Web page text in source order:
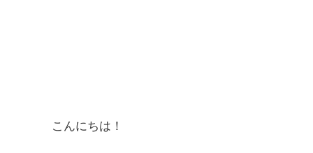
こんにちは！